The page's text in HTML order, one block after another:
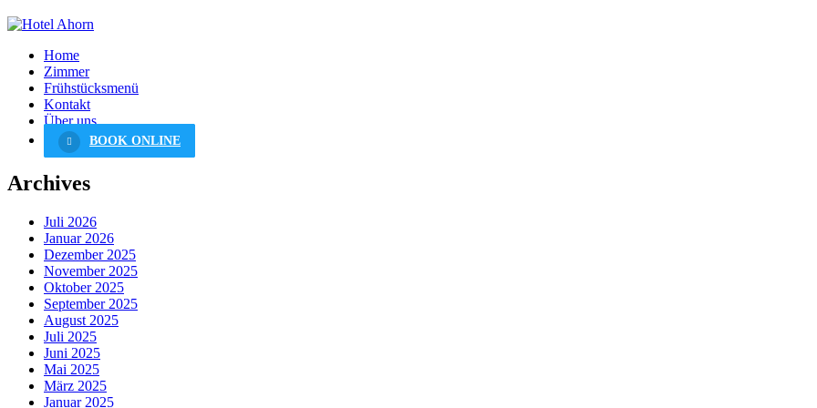
Home
Zimmer
Frühstücksmenü
Kontakt
Über uns
BOOK ONLINE
Archives
Juli 2026
Januar 2026
Dezember 2025
November 2025
Oktober 2025
September 2025
August 2025
Juli 2025
Juni 2025
Mai 2025
März 2025
Januar 2025